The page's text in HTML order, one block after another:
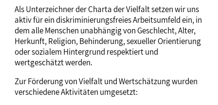
Als Unterzeichner der Charta der Vielfalt setzen wir uns
aktiv für ein diskriminierungsfreies Arbeitsumfeld ein, in
dem alle Menschen unabhängig von Geschlecht, Alter,
Herkunft, Religion, Behinderung, sexueller Orientierung
oder sozialem Hintergrund respektiert und
wertgeschätzt werden.
Zur Förderung von Vielfalt und Wertschätzung wurden
verschiedene Aktivitäten umgesetzt: